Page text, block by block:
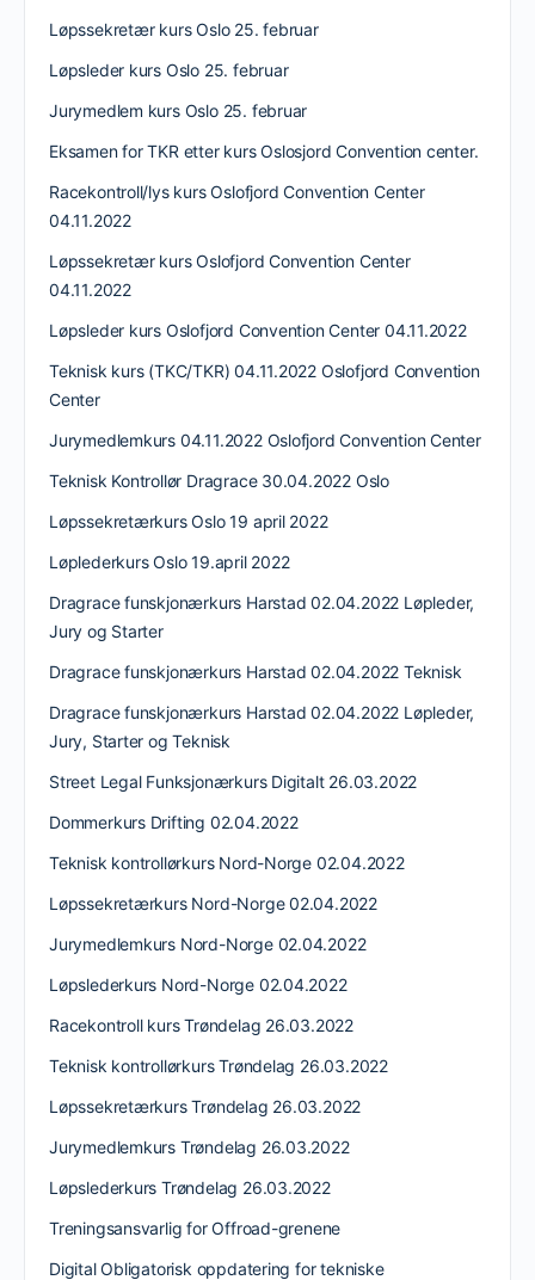
Løpssekretær kurs Oslo 25. februar
Løpsleder kurs Oslo 25. februar
Jurymedlem kurs Oslo 25. februar
Eksamen for TKR etter kurs Oslosjord Convention center.
Racekontroll/lys kurs Oslofjord Convention Center
04.11.2022
Løpssekretær kurs Oslofjord Convention Center
04.11.2022
Løpsleder kurs Oslofjord Convention Center 04.11.2022
Teknisk kurs (TKC/TKR) 04.11.2022 Oslofjord Convention
Center
Jurymedlemkurs 04.11.2022 Oslofjord Convention Center
Teknisk Kontrollør Dragrace 30.04.2022 Oslo
Løpssekretærkurs Oslo 19 april 2022
Løplederkurs Oslo 19.april 2022
Dragrace funskjonærkurs Harstad 02.04.2022 Løpleder,
Jury og Starter
Dragrace funskjonærkurs Harstad 02.04.2022 Teknisk
Dragrace funskjonærkurs Harstad 02.04.2022 Løpleder,
Jury, Starter og Teknisk
Street Legal Funksjonærkurs Digitalt 26.03.2022
Dommerkurs Drifting 02.04.2022
Teknisk kontrollørkurs Nord-Norge 02.04.2022
Løpssekretærkurs Nord-Norge 02.04.2022
Jurymedlemkurs Nord-Norge 02.04.2022
Løpslederkurs Nord-Norge 02.04.2022
Racekontroll kurs Trøndelag 26.03.2022
Teknisk kontrollørkurs Trøndelag 26.03.2022
Løpssekretærkurs Trøndelag 26.03.2022
Jurymedlemkurs Trøndelag 26.03.2022
Løpslederkurs Trøndelag 26.03.2022
Treningsansvarlig for Offroad-grenene
Digital Obligatorisk oppdatering for tekniske